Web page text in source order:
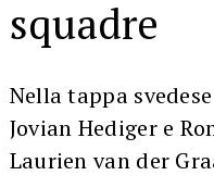
squadre
Nella tappa
Jovian Hediger e
Laurien van der